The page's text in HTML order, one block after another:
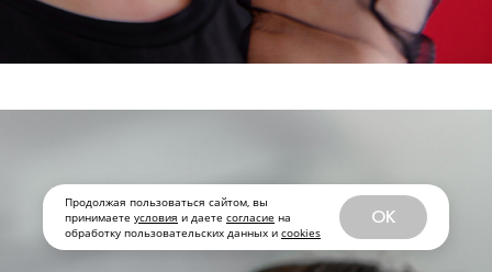
Продолжая пользоваться сайтом, вы
принимаете условия и даете согласие на
обработку пользовательских данных и cookies
OK